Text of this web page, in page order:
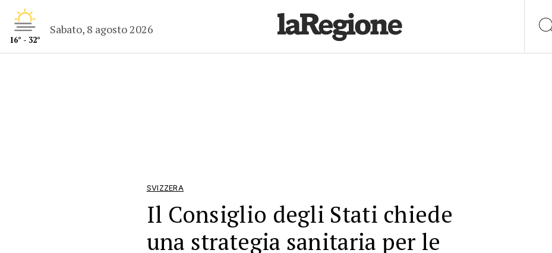
16° - 32°
Sabato, 8 agosto 2026
SVIZZERA
Il Consiglio degli Stati chiede
una strategia sanitaria per le